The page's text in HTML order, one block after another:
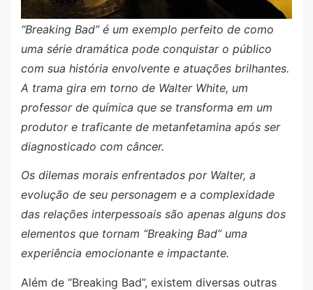
“Breaking Bad” é um exemplo perfeito de como
uma série dramática pode conquistar o público
com sua história envolvente e atuações brilhantes.
A trama gira em torno de Walter White, um
professor de química que se transforma em um
produtor e traficante de metanfetamina após ser
diagnosticado com câncer.
Os dilemas morais enfrentados por Walter, a
evolução de seu personagem e a complexidade
das relações interpessoais são apenas alguns dos
elementos que tornam “Breaking Bad” uma
experiência emocionante e impactante.
Além de “Breaking Bad”, existem diversas outras